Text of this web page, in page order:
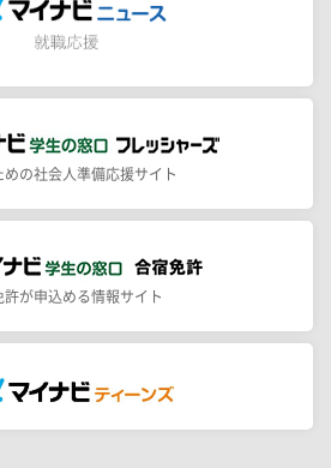
めの社会人準備応援サイト
許が申込める情報サイト